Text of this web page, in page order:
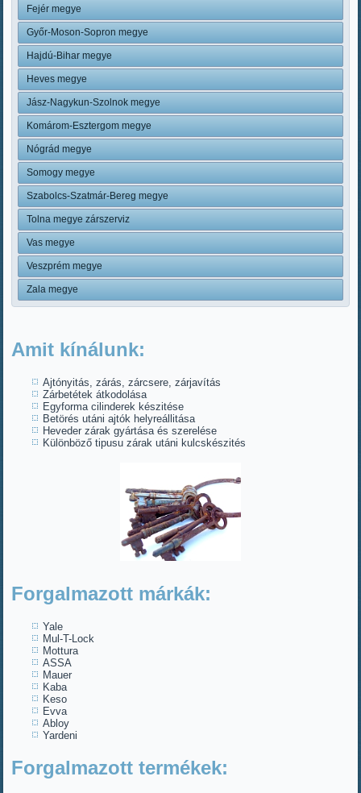
Fejér megye
Győr-Moson-Sopron megye
Hajdú-Bihar megye
Heves megye
Jász-Nagykun-Szolnok megye
Komárom-Esztergom megye
Nógrád megye
Somogy megye
Szabolcs-Szatmár-Bereg megye
Tolna megye zárszerviz
Vas megye
Veszprém megye
Zala megye
Amit kínálunk:
Ajtónyitás, zárás, zárcsere, zárjavítás
Zárbetétek átkodolása
Egyforma cilinderek készitése
Betörés utáni ajtók helyreállitása
Heveder zárak gyártása és szerelése
Különböző tipusu zárak utáni kulcskészités
Forgalmazott márkák:
Yale
Mul-T-Lock
Mottura
ASSA
Mauer
Kaba
Keso
Evva
Abloy
Yardeni
Forgalmazott termékek: